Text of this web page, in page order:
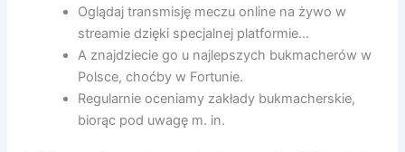
Oglądaj transmisję meczu online na żywo w
streamie dzięki specjalnej platformie…
A znajdziecie go u najlepszych bukmacherów w
Polsce, choćby w Fortunie.
Regularnie oceniamy zakłady bukmacherskie,
biorąc pod uwagę m. in.